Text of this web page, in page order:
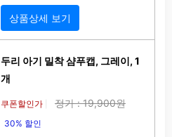
상품상세 보기
두리 아기 밀착 샴푸캡, 그레이, 1
개
쿠폰할인가 정가 : 19,900원
30% 할인